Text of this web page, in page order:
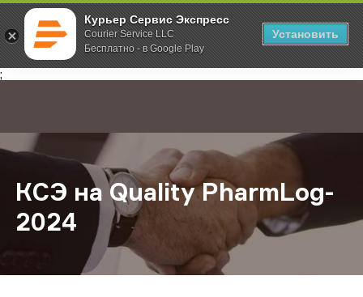
Курьер Сервис Экспресс
Courier Service LLC
Бесплатно - в Google Play
Установить
;
Главная О компании Новости КСЭ на Quality PharmLog-2024
КСЭ на Quality PharmLog-
2024